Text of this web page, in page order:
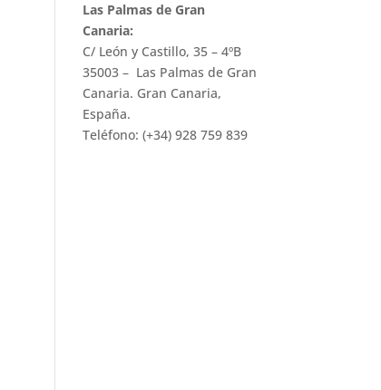
Las Palmas de Gran
Canaria:
C/ León y Castillo, 35 – 4ºB
35003 – Las Palmas de Gran
Canaria. Gran Canaria,
España.
Teléfono: (+34) 928 759 839